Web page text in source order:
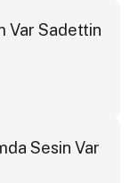
Var Sadettin
Sesin Var